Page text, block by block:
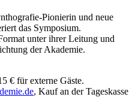
Pionierin und neue
das Symposium.
unter ihrer Leitung und
der Akademie.
€ für externe Gäste.
, Kauf an der Tageskasse